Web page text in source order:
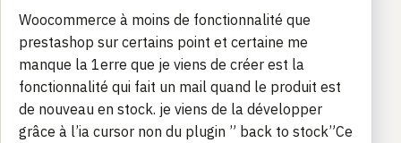
Woocommerce à moins de fonctionnalité que
prestashop sur certains point et certaine me
manque la 1erre que je viens de créer est la
fonctionnalité qui fait un mail quand le produit est
de nouveau en stock. je viens de la développer
grâce à l’ia cursor non du plugin ” back to stock”Ce